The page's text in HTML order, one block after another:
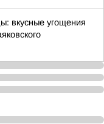
вкусные угощения